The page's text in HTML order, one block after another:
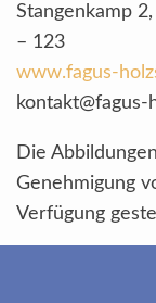
Stangenkamp
– 123
www.fagus-
Die
Genehmigung
Verfügung